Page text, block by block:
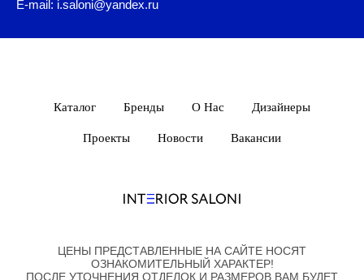
E-mail: i.saloni@yandex.ru
Каталог Бренды О Нас Дизайнеры
Проекты Новости Вакансии
ЦЕНЫ ПРЕДСТАВЛЕННЫЕ НА САЙТЕ НОСЯТ
ОЗНАКОМИТЕЛЬНЫЙ ХАРАКТЕР!
ПОСЛЕ УТОЧНЕНИЯ ОТДЕЛОК И РАЗМЕРОВ ВАМ БУДЕТ